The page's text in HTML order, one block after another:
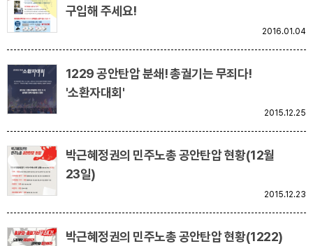
구입해 주세요!
2016.01.04
1229 공안탄압 분쇄! 총궐기는 무죄다!
'소환자대회'
2015.12.25
박근혜정권의 민주노총 공안탄압 현황(12월
23일)
2015.12.23
박근혜정권의 민주노총 공안탄압 현황(1222)
자료
부설기관
업무